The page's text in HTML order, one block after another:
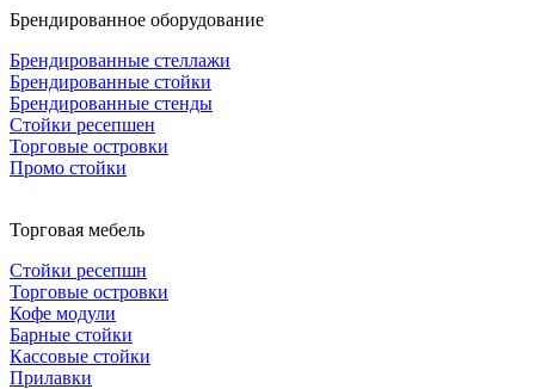
Брендированное оборудование
Брендированные стеллажи
Брендированные стойки
Брендированные стенды
Стойки ресепшен
Торговые островки
Промо стойки
Торговая мебель
Стойки ресепшн
Торговые островки
Кофе модули
Барные стойки
Кассовые стойки
Прилавки